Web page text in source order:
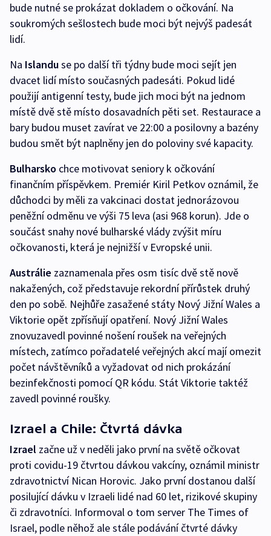
bude nutné se prokázat dokladem o očkování. Na
soukromých sešlostech bude moci být nejvýš padesát
lidí.
Na Islanduse po další tři týdny bude moci sejít jen
dvacet lidí místo současných padesáti. Pokud lidé
použijí antigenní testy, bude jich moci být na jednom
místě dvě stě místo dosavadních pěti set. Restaurace a
bary budou muset zavírat ve 22:00 a posilovny a bazény
budou smět být naplněny jen do poloviny své kapacity.
Bulharsko chce motivovat seniory k očkování
finančním příspěvkem. Premiér Kiril Petkov oznámil, že
důchodci by měli za vakcinaci dostat jednorázovou
peněžní odměnu ve výši 75 leva (asi 968 korun). Jde o
součást snahy nové bulharské vlády zvýšit míru
očkovanosti, která je nejnižší v Evropské unii.
Austrálie zaznamenala přes osm tisíc dvě stě nově
nakažených, což představuje rekordní přírůstek druhý
den po sobě. Nejhůře zasažené státy Nový Jižní Wales a
Viktorie opět zpřísňují opatření. Nový Jižní Wales
znovuzavedl povinné nošení roušek na veřejných
místech, zatímco pořadatelé veřejných akcí mají omezit
počet návštěvníků a vyžadovat od nich prokázání
bezinfekčnosti pomocí QR kódu. Stát Viktorie taktéž
zavedl povinné roušky.
Izrael a Chile: Čtvrtá dávka
Izrael začne už v neděli jako první na světě očkovat
proti covidu-19 čtvrtou dávkou vakcíny, oznámil ministr
zdravotnictví Nican Horovic. Jako první dostanou další
posilující dávku v Izraeli lidé nad 60 let, rizikové skupiny
či zdravotníci. Informoval o tom server The Times of
Israel, podle něhož ale stále podávání čtvrté dávky